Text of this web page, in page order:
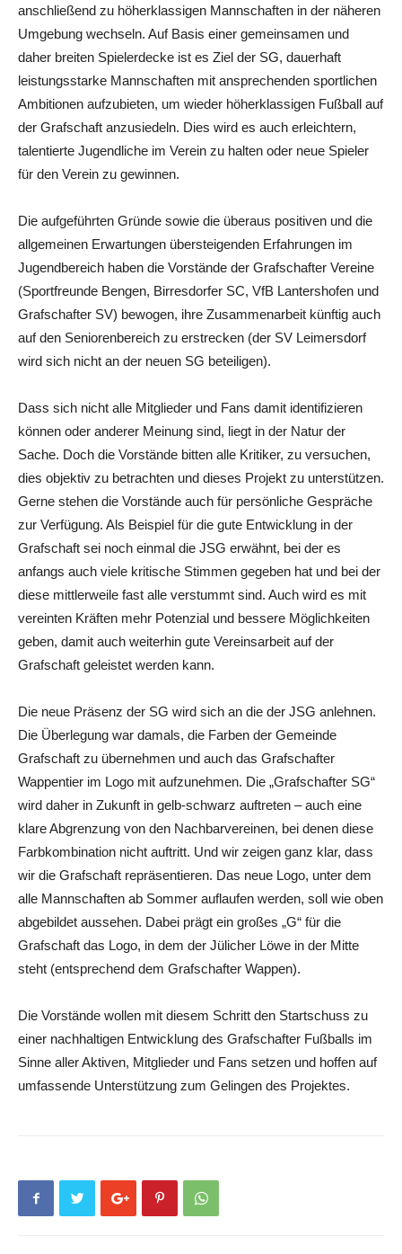
anschließend zu höherklassigen Mannschaften in der näheren
Umgebung wechseln. Auf Basis einer gemeinsamen und
daher breiten Spielerdecke ist es Ziel der SG, dauerhaft
leistungsstarke Mannschaften mit ansprechenden sportlichen
Ambitionen aufzubieten, um wieder höherklassigen Fußball auf
der Grafschaft anzusiedeln. Dies wird es auch erleichtern,
talentierte Jugendliche im Verein zu halten oder neue Spieler
für den Verein zu gewinnen.
Die aufgeführten Gründe sowie die überaus positiven und die
allgemeinen Erwartungen übersteigenden Erfahrungen im
Jugendbereich haben die Vorstände der Grafschafter Vereine
(Sportfreunde Bengen, Birresdorfer SC, VfB Lantershofen und
Grafschafter SV) bewogen, ihre Zusammenarbeit künftig auch
auf den Seniorenbereich zu erstrecken (der SV Leimersdorf
wird sich nicht an der neuen SG beteiligen).
Dass sich nicht alle Mitglieder und Fans damit identifizieren
können oder anderer Meinung sind, liegt in der Natur der
Sache. Doch die Vorstände bitten alle Kritiker, zu versuchen,
dies objektiv zu betrachten und dieses Projekt zu unterstützen.
Gerne stehen die Vorstände auch für persönliche Gespräche
zur Verfügung. Als Beispiel für die gute Entwicklung in der
Grafschaft sei noch einmal die JSG erwähnt, bei der es
anfangs auch viele kritische Stimmen gegeben hat und bei der
diese mittlerweile fast alle verstummt sind. Auch wird es mit
vereinten Kräften mehr Potenzial und bessere Möglichkeiten
geben, damit auch weiterhin gute Vereinsarbeit auf der
Grafschaft geleistet werden kann.
Die neue Präsenz der SG wird sich an die der JSG anlehnen.
Die Überlegung war damals, die Farben der Gemeinde
Grafschaft zu übernehmen und auch das Grafschafter
Wappentier im Logo mit aufzunehmen. Die „Grafschafter SG“
wird daher in Zukunft in gelb-schwarz auftreten – auch eine
klare Abgrenzung von den Nachbarvereinen, bei denen diese
Farbkombination nicht auftritt. Und wir zeigen ganz klar, dass
wir die Grafschaft repräsentieren. Das neue Logo, unter dem
alle Mannschaften ab Sommer auflaufen werden, soll wie oben
abgebildet aussehen. Dabei prägt ein großes „G“ für die
Grafschaft das Logo, in dem der Jülicher Löwe in der Mitte
steht (entsprechend dem Grafschafter Wappen).
Die Vorstände wollen mit diesem Schritt den Startschuss zu
einer nachhaltigen Entwicklung des Grafschafter Fußballs im
Sinne aller Aktiven, Mitglieder und Fans setzen und hoffen auf
umfassende Unterstützung zum Gelingen des Projektes.